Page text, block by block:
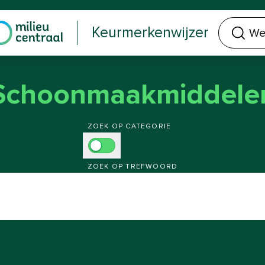
Keurmerkenwijzer
Welk keurmerk of product zoek je?
Kies zoekmethode
ZOEK OP CATEGORIE
ZOEK OP TREFWOORD